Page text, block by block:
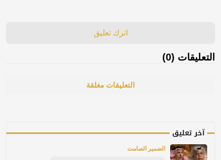
اترك تعليق
التعليقات (0)
التعليقات مغلقة
آخر تعليق
الضمير الصامت